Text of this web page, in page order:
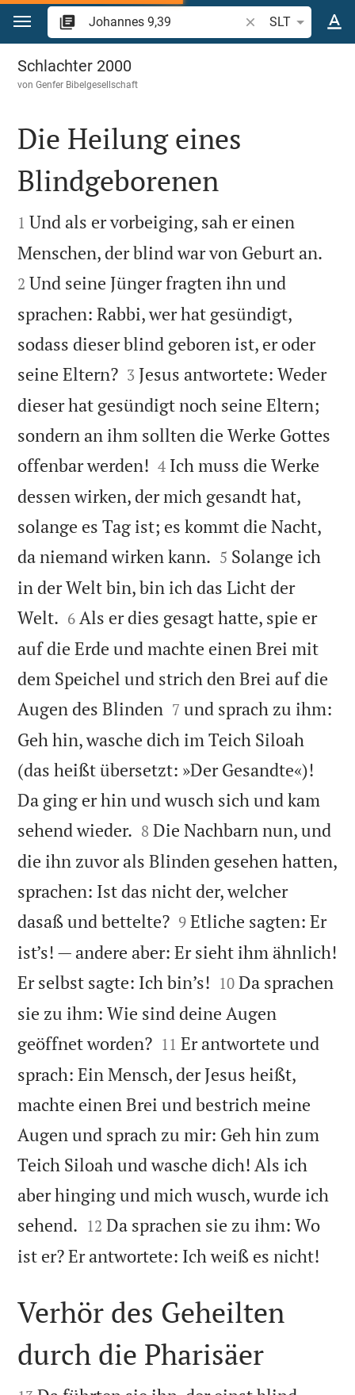
Zum Inhalt springen
Bibelstelle oder
SLT
Johannes 9
Schlachter 2000
vonGenfer Bibelgesellschaft

Die Heilung eines
Blindgeborenen

1 Und als er vorbeiging, sah er einen
Menschen, der blind war von Geburt an.
2 Und seine Jünger fragten ihn und
sprachen: Rabbi, wer hat gesündigt,
sodass dieser blind geboren ist, er oder
seine Eltern?
3 Jesus antwortete: Weder
dieser hat gesündigt noch seine Eltern;
sondern an ihm sollten die Werke Gottes
offenbar werden! 

4 Ich muss die Werke
dessen wirken, der mich gesandt hat,
solange es Tag ist; es kommt die Nacht,
da niemand wirken kann. 

5 Solange ich
in der Welt bin, bin ich das Licht der
Welt. 

6 Als er dies gesagt hatte, spie er
auf die Erde und machte einen Brei mit
dem Speichel und strich den Brei auf die
Augen des Blinden 

7 und sprach zu ihm:
Geh hin, wasche dich im Teich Siloah
(das heißt übersetzt: »Der Gesandte«)!
Da ging er hin und wusch sich und kam
sehend wieder. 

8 Die Nachbarn nun, und
die ihn zuvor als Blinden gesehen hatten,
sprachen: Ist das nicht der, welcher
dasaß und bettelte?
9 Etliche sagten: Er
ist’s! — andere aber: Er sieht ihm ähnlich!
Er selbst sagte: Ich bin’s! 

10 Da sprachen
sie zu ihm: Wie sind deine Augen
geöffnet worden?
11 Er antwortete und
sprach: Ein Mensch, der Jesus heißt,
machte einen Brei und bestrich meine
Augen und sprach zu mir: Geh hin zum
Teich Siloah und wasche dich! Als ich
aber hinging und mich wusch, wurde ich
sehend. 

12 Da sprachen sie zu ihm: Wo
ist er? Er antwortete: Ich weiß es nicht!
Verhör des Geheilten
durch die Pharisäer